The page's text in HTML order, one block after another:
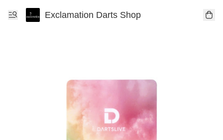
Exclamation Darts Shop